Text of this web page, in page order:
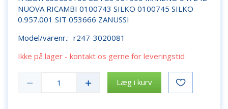
NUOVA RICAMBI 0100743 SILKO 0100745 SILKO
0.957.001 SIT 053666 ZANUSSI
Model/varenr.: r247-3020081
Ikke på lager - kontakt os gerne for leveringstid
Læg i kurv